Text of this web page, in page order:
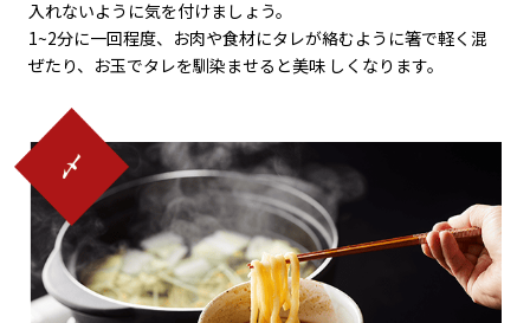
入れないように気を付けましょう。
1~2分に一回程度、お肉や食材にタレが絡むように箸で軽く混
ぜたり、お玉でタレを馴染ませると美味 しくなります。